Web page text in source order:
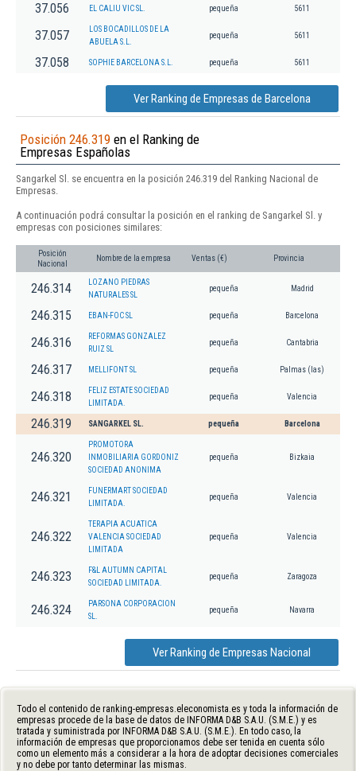
37.056 EL CALIU VIC SL. pequeña 5611
37.057
LOS BOCADILLOS DE LA
ABUELA S.L.
pequeña 5611
37.058 SOPHIE BARCELONA S.L. pequeña 5611
Ver Ranking de Empresas de Barcelona
Posición 246.319 en el Ranking de
Empresas Españolas
Sangarkel Sl. se encuentra en la posición 246.319 del Ranking Nacional de
Empresas.
A continuación podrá consultar la posición en el ranking de Sangarkel Sl. y
empresas con posiciones similares:
Posición
Nacional
Nombre de la empresa Ventas (€) Provincia
246.314
LOZANO PIEDRAS
NATURALES SL
pequeña Madrid
246.315 EBAN-FOC SL pequeña Barcelona
246.316
REFORMAS GONZALEZ
RUIZ SL
pequeña Cantabria
246.317 MELLIFONT SL pequeña Palmas (las)
246.318
FELIZ ESTATE SOCIEDAD
LIMITADA.
pequeña Valencia
246.319 SANGARKEL SL. pequeña Barcelona
246.320
PROMOTORA
INMOBILIARIA GORDONIZ
SOCIEDAD ANONIMA
pequeña Bizkaia
246.321
FUNERMART SOCIEDAD
LIMITADA.
pequeña Valencia
246.322
TERAPIA ACUATICA
VALENCIA SOCIEDAD
LIMITADA
pequeña Valencia
246.323
F&L AUTUMN CAPITAL
SOCIEDAD LIMITADA.
pequeña Zaragoza
246.324
PARSONA CORPORACION
SL.
pequeña Navarra
Ver Ranking de Empresas Nacional
Todo el contenido de ranking-empresas.eleconomista.es y toda la información de
empresas procede de la base de datos de INFORMA D&B S.A.U. (S.M.E.) y es
tratada y suministrada por INFORMA D&B S.A.U. (S.M.E.). En todo caso, la
información de empresas que proporcionamos debe ser tenida en cuenta sólo
como un elemento más a considerar a la hora de adoptar decisiones comerciales
y no debe por tanto determinar las mismas.